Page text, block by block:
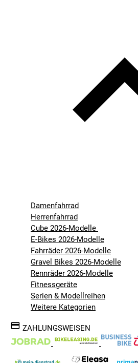
Damenfahrrad
Herrenfahrrad
Cube 2026-Modelle
E-Bikes 2026-Modelle
Fahrräder 2026-Modelle
Gravel Bikes 2026-Modelle
Rennräder 2026-Modelle
Fitnessgeräte
Serien & Modellreihen
Weitere Kategorien
ZAHLUNGSWEISEN